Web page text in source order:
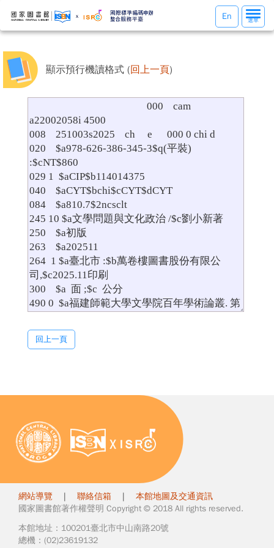
選
單
選單
En
顯示預行機讀格式 (回上一頁)
回上一頁
網站導覽 | 聯絡信箱 | 本館地圖及交通資訊
國家圖書館著作權聲明 Copyright © 2018 All rights reserved.
本館地址：100201臺北市中山南路20號
總機：(02)23619132